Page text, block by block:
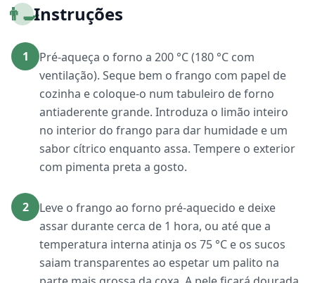
👨‍🍳Instruções
1
Pré-aqueça o forno a 200 °C (180 °C com
ventilação). Seque bem o frango com papel de
cozinha e coloque-o num tabuleiro de forno
antiaderente grande. Introduza o limão inteiro
no interior do frango para dar humidade e um
sabor cítrico enquanto assa. Tempere o exterior
com pimenta preta a gosto.
2
Leve o frango ao forno pré-aquecido e deixe
assar durante cerca de 1 hora, ou até que a
temperatura interna atinja os 75 °C e os sucos
saiam transparentes ao espetar um palito na